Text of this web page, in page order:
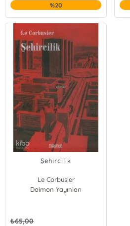
%20
Şehircilik
Le Corbusier
Daimon Yayınları
₺65,00